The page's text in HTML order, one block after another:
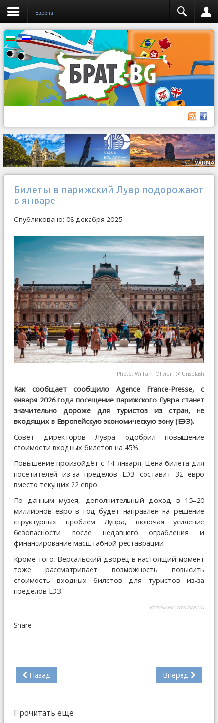
Европа
Билеты в парижский Лувр подорожают
в январе
Опубликовано: 08 декабря 2025
Photo: William Olivieri @ Unsplash
Как сообщает сообщило Agence France-Presse, с
января 2026 года посещение парижского Лувра станет
значительно дороже для туристов из стран, не
входящих в Европейскую экономическую зону (ЕЭЗ).
Совет директоров Лувра одобрил повышение
стоимости входных билетов на 45%.
Повышение произойдёт с 14 января. Цена билета для
посетителей из-за пределов ЕЭЗ составит 32 евро
вместо текущих 22 евро.
По данным музея, дополнительный доход в 15–20
миллионов евро в год будет направлен на решение
структурных проблем Лувра, включая усиление
безопасности после недавнего ограбления и
финансирование масштабной реставрации.
Кроме того, Версальский дворец в настоящий момент
тоже рассматривает возможность повысить
стоимость входных билетов для туристов из-за
пределов ЕЭЗ.
Источник: tourister.ru
Share
Назад Вперед
Прочитать ещё